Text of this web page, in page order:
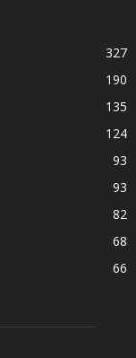
327
190
135
124
93
93
82
68
66